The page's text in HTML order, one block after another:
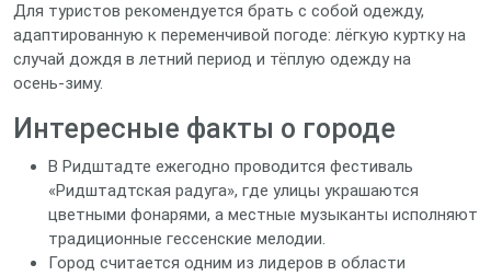
Для туристов рекомендуется брать с собой одежду,
адаптированную к переменчивой погоде: лёгкую куртку на
случай дождя в летний период и тёплую одежду на
осень‑зиму.
Интересные факты о городе
В Ридштадте ежегодно проводится фестиваль
«Ридштадтская радуга», где улицы украшаются
цветными фонарями, а местные музыканты исполняют
традиционные гессенские мелодии.
Город считается одним из лидеров в области